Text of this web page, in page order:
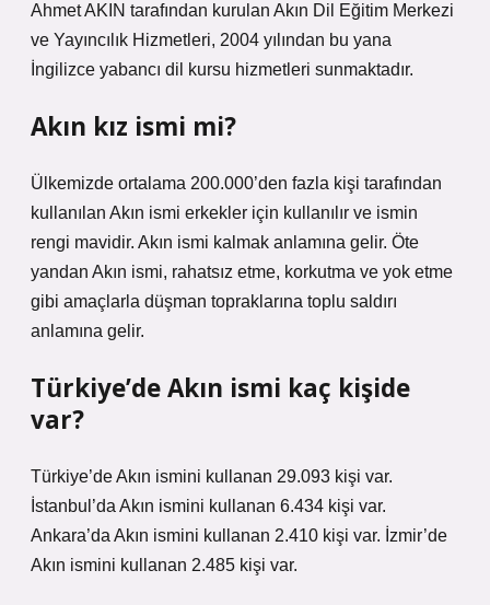
Ahmet AKIN tarafından kurulan Akın Dil Eğitim Merkezi
ve Yayıncılık Hizmetleri, 2004 yılından bu yana
İngilizce yabancı dil kursu hizmetleri sunmaktadır.
Akın kız ismi mi?
Ülkemizde ortalama 200.000’den fazla kişi tarafından
kullanılan Akın ismi erkekler için kullanılır ve ismin
rengi mavidir. Akın ismi kalmak anlamına gelir. Öte
yandan Akın ismi, rahatsız etme, korkutma ve yok etme
gibi amaçlarla düşman topraklarına toplu saldırı
anlamına gelir.
Türkiye’de Akın ismi kaç kişide
var?
Türkiye’de Akın ismini kullanan 29.093 kişi var.
İstanbul’da Akın ismini kullanan 6.434 kişi var.
Ankara’da Akın ismini kullanan 2.410 kişi var. İzmir’de
Akın ismini kullanan 2.485 kişi var.